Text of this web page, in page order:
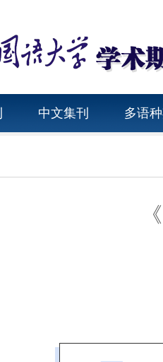
中文集刊 多语